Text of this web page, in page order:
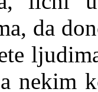
da
nekim